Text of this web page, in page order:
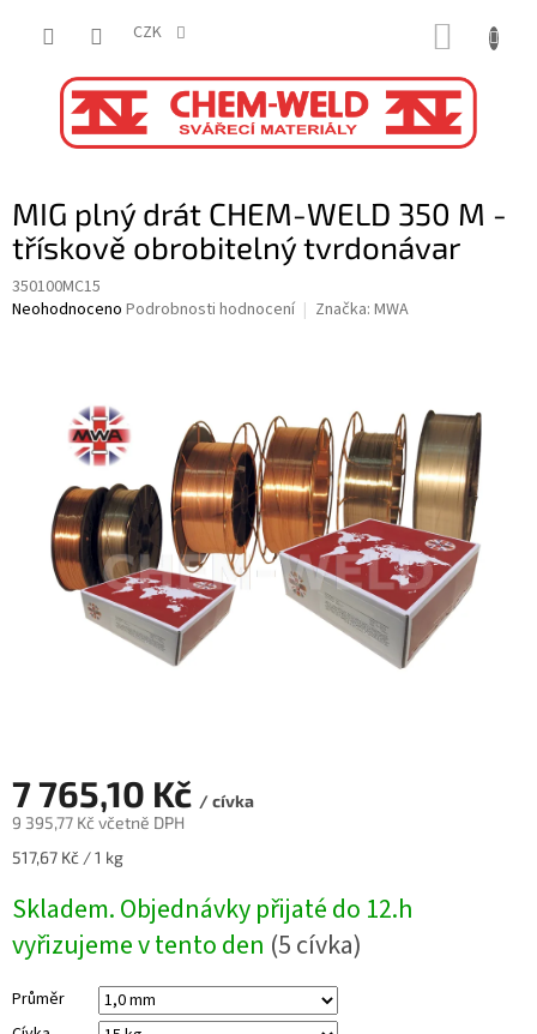
CZK
MIG plný drát CHEM-WELD 350 M -
třískově obrobitelný tvrdonávar
350100MC15
Průměrné
hvězdiček.
Neohodnoceno Podrobnosti hodnocení Značka: MWA
7 765,10 Kč / cívka
9 395,77 Kč včetně DPH
Měrná
517,67 Kč / 1 kg
Skladem. Objednávky přijaté do 12.h
vyřizujeme v tento den (5 cívka)
Průměr